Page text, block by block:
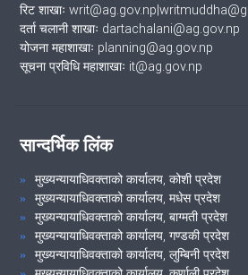
रिट शाखाः
दर्ता चलानी शाखाः dartachalani@ag.gov.np
योजना महाशाखाः planning@ag.gov.np
सूचना प्रविधि महाशाखाः it@ag.gov.np
सान्दर्भिक लिंक
मुख्यन्यायाधिवक्ताको कार्यालय, कोशी प्रदेश
मुख्यन्यायाधिवक्ताको कार्यालय, मधेस प्रदेश
मुख्यन्यायाधिवक्ताको कार्यालय, बाग्मती प्रदेश
मुख्यन्यायाधिवक्ताको कार्यालय, गण्डकी प्रदेश
मुख्यन्यायाधिवक्ताको कार्यालय, लुम्बिनी प्रदेश